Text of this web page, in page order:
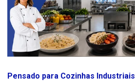
Pensado para Cozinhas Industriais